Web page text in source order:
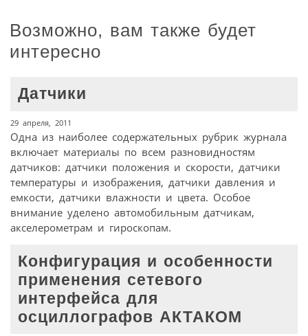
Возможно, вам также будет
интересно
Датчики
29 апреля, 2011
Одна из наиболее содержательных рубрик журнала
включает материалы по всем разновидностям
датчиков: датчики положения и скорости, датчики
температуры и изображения, датчики давления и
емкости, датчики влажности и цвета. Особое
внимание уделено автомобильным датчикам,
акселерометрам и гироскопам.
Конфигурация и особенности
применения сетевого
интерфейса для
осциллографов АКТАКОМ